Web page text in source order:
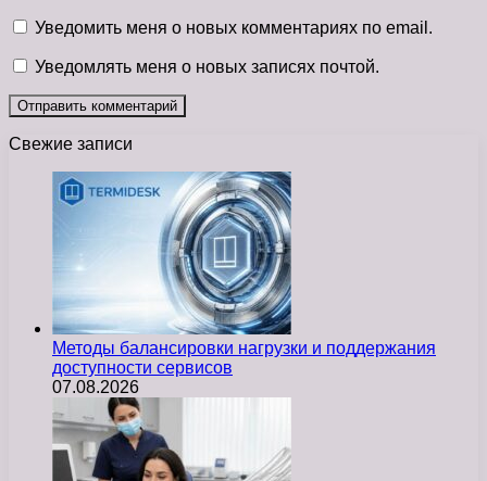
Уведомить меня о новых комментариях по email.
Уведомлять меня о новых записях почтой.
Свежие записи
Методы балансировки нагрузки и поддержания
доступности сервисов
07.08.2026